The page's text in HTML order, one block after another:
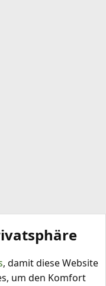
, damit diese Website
um den Komfort